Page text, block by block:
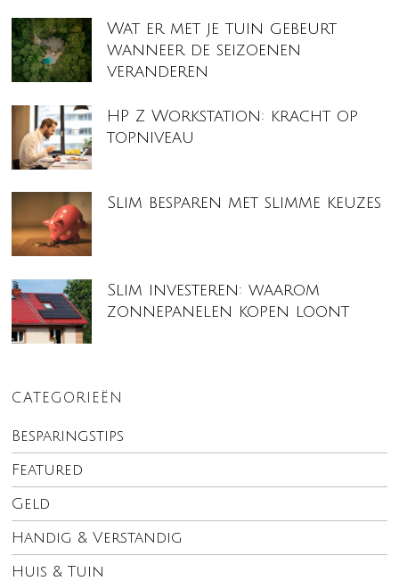
Wat er met je tuin gebeurt
wanneer de seizoenen
veranderen
HP Z Workstation: kracht op
topniveau
Slim besparen met slimme keuzes
Slim investeren: waarom
zonnepanelen kopen loont
CATEGORIEËN
Besparingstips
Featured
Geld
Handig & Verstandig
Huis & Tuin